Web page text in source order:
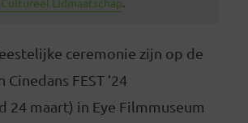
ceremonie zijn op de
FEST ’24
24 maart) in Eye Filmmuseum